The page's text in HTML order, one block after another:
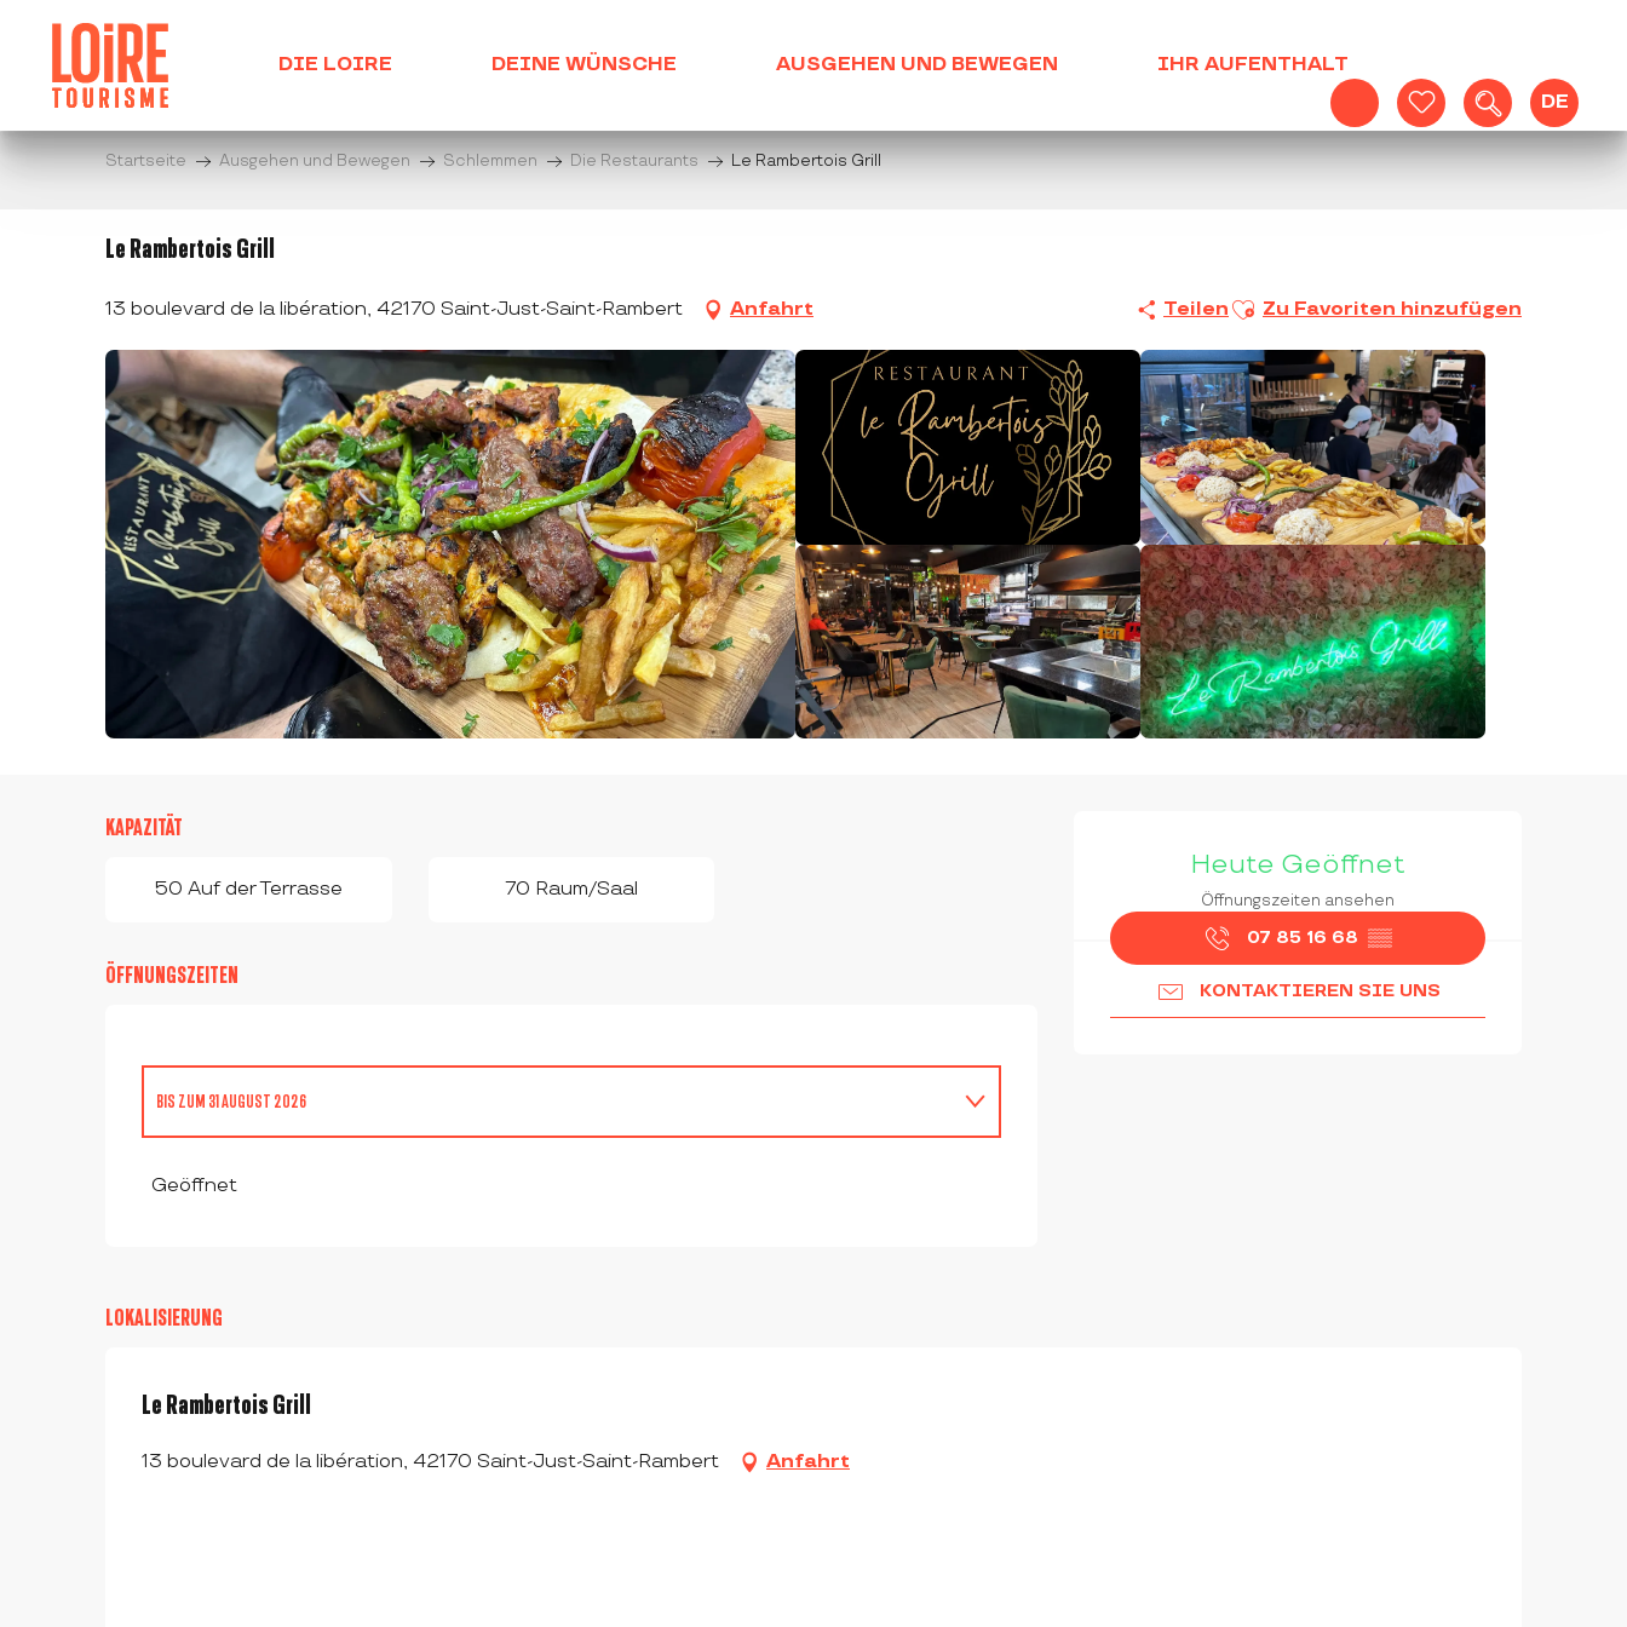
contenu
principal
Voir les favoris
Suche
DE
DIE LOIRE DEINE WÜNSCHE AUSGEHEN UND BEWEGEN IHR AUFENTHALT
Startseite Ausgehen und Bewegen Schlemmen Die Restaurants Le Rambertois Grill
Le Rambertois Grill
13 boulevard de la libération, 42170 Saint-Just-Saint-Rambert Anfahrt Teilen Ajouter aux favoris
Zu Favoriten hinzufügen
ÖFFNUNGSZEITEN &
Heute Geöffnet
Öffnungszeiten ansehen
07 85 16 68 ▒▒
KONTAKTIEREN SIE UNS
KAPAZITÄT
50 Auf der Terrasse 70 Raum/Saal
ÖFFNUNGSZEITEN
BIS ZUM 31 AUGUST 2026
Geöffnet
LOKALISIERUNG
Le Rambertois Grill
13 boulevard de la libération, 42170 Saint-Just-Saint-Rambert Anfahrt